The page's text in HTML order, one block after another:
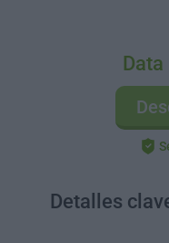
Data
Detalles